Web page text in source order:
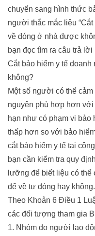
chuyển sang hình thức
người thắc mắc liệu
về đóng ở nhà được
bạn đọc tìm ra câu trả lời
Cắt bảo hiểm y tế
không?
Một số người có thể
nguyện phù hợp hơn với
hạn như có phạm vi
thấp hơn so với bảo
cắt bảo hiểm y tế tại
bạn cần kiểm tra quy
lưỡng để biết liệu có thể
để về tự đóng hay không.
Theo Khoản 6 Điều 1
các đối tượng tham gia
1. Nhóm do người lao